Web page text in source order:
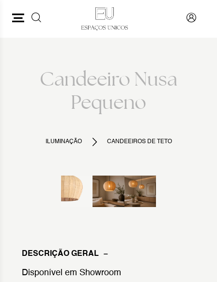
Candeeiro Nusa
Pequeno
ILUMINAÇÃO CANDEEIROS DE TETO
DESCRIÇÃO GERAL
Disponível em Showroom
PESQUISAR